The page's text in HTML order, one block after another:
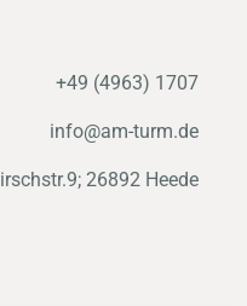
+49 (4963) 1707
info@am-turm.de
26892 Heede